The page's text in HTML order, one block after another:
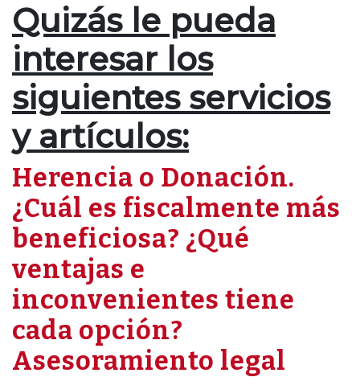
Quizás le pueda
interesar los
siguientes servicios
y artículos:
Herencia o Donación.
¿Cuál es fiscalmente más
beneficiosa? ¿Qué
ventajas e
inconvenientes tiene
cada opción?
Asesoramiento legal